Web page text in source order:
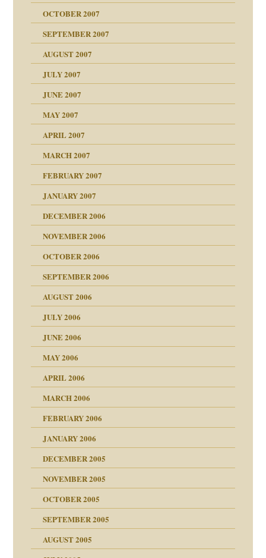
in meiner
voller Absicht!"
OCTOBER 2007
SEPTEMBER 2007
AUGUST 2007
JULY 2007
JUNE 2007
MAY 2007
APRIL 2007
MARCH 2007
FEBRUARY 2007
JANUARY 2007
DECEMBER 2006
NOVEMBER 2006
OCTOBER 2006
SEPTEMBER 2006
AUGUST 2006
JULY 2006
JUNE 2006
MAY 2006
APRIL 2006
MARCH 2006
FEBRUARY 2006
JANUARY 2006
DECEMBER 2005
NOVEMBER 2005
OCTOBER 2005
SEPTEMBER 2005
AUGUST 2005